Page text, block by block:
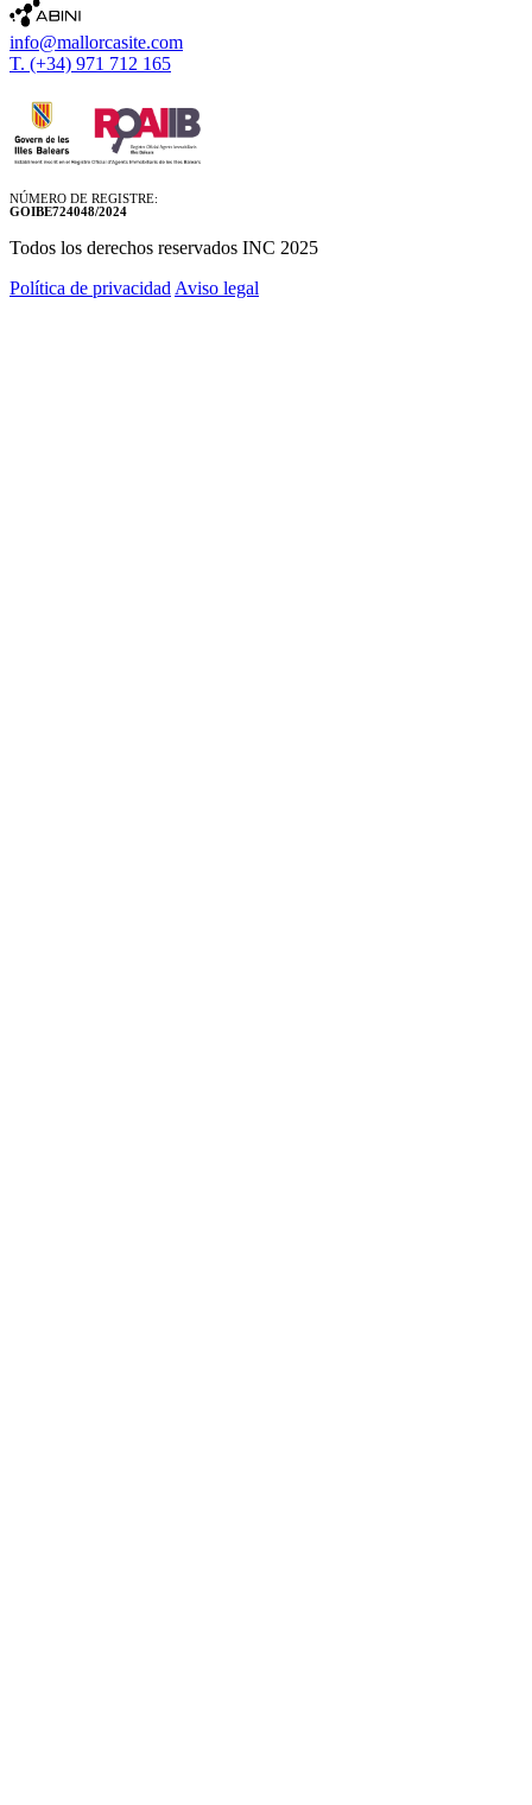
info@mallorcasite.com
T. (+34) 971 712 165
NÚMERO DE REGISTRE:
GOIBE724048/2024
Todos los derechos reservados INC 2025
Política de privacidad Aviso legal